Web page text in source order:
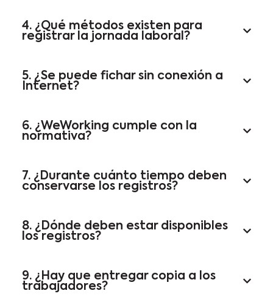
4. ¿Qué métodos existen para
registrar la jornada laboral?
5. ¿Se puede fichar sin conexión a
Internet?
6. ¿WeWorking cumple con la
normativa?
7. ¿Durante cuánto tiempo deben
conservarse los registros?
8. ¿Dónde deben estar disponibles
los registros?
9. ¿Hay que entregar copia a los
trabajadores?